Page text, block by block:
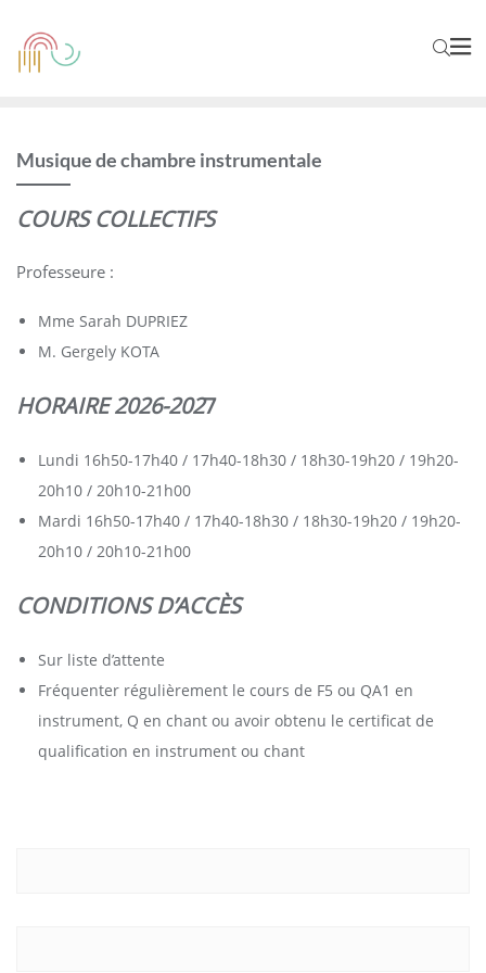
Musique de chambre instrumentale
COURS COLLECTIFS
Professeure :
Mme Sarah DUPRIEZ
M. Gergely KOTA
HORAIRE 2026-2027
Lundi 16h50-17h40 / 17h40-18h30 / 18h30-19h20 / 19h20-
20h10 / 20h10-21h00
Mardi 16h50-17h40 / 17h40-18h30 / 18h30-19h20 / 19h20-
20h10 / 20h10-21h00
CONDITIONS D’ACCÈS
Sur liste d’attente
Fréquenter régulièrement le cours de F5 ou QA1 en
instrument, Q en chant ou avoir obtenu le certificat de
qualification en instrument ou chant